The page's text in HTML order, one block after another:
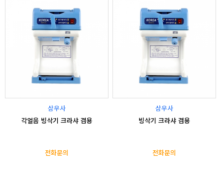
삼우사
각얼음 빙삭기 크라샤 겸용
전화문의
삼우사
빙삭기 크라샤 겸용
전화문의